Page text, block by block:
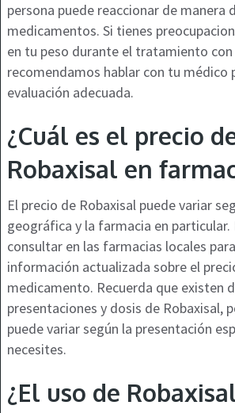
persona puede reaccionar de manera
medicamentos. Si tienes
en tu peso durante el tratamiento
recomendamos hablar con tu médico
evaluación adecuada.
¿Cuál es el precio
Robaxisal en
El precio de Robaxisal puede variar
geográfica y la farmacia en particular.
consultar en las farmacias locales
información actualizada sobre el
medicamento. Recuerda que existen
presentaciones y dosis de Robaxisal,
puede variar según la presentación
necesites.
¿El uso de